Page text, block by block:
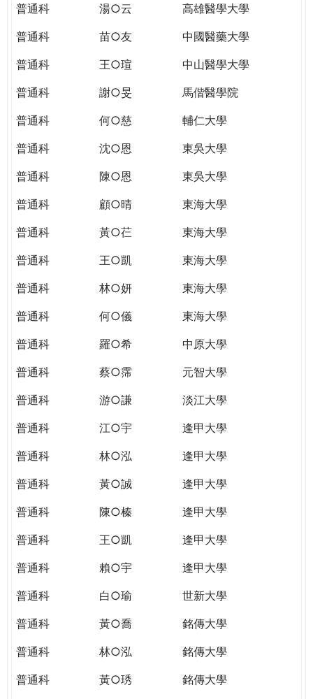
普通科
湯○云
高雄醫學大學
普通科
苗○友
中國醫藥大學
普通科
王○瑄
中山醫學大學
普通科
謝○旻
馬偕醫學院
普通科
何○慈
輔仁大學
普通科
沈○恩
東吳大學
普通科
陳○恩
東吳大學
普通科
顧○晴
東海大學
普通科
黃○芢
東海大學
普通科
王○凱
東海大學
普通科
林○妍
東海大學
普通科
何○儀
東海大學
普通科
羅○希
中原大學
普通科
蔡○霈
元智大學
普通科
游○謙
淡江大學
普通科
江○宇
逢甲大學
普通科
林○泓
逢甲大學
普通科
黃○誠
逢甲大學
普通科
陳○榛
逢甲大學
普通科
王○凱
逢甲大學
普通科
賴○宇
逢甲大學
普通科
白○瑜
世新大學
普通科
黃○喬
銘傳大學
普通科
林○泓
銘傳大學
普通科
黃○琇
銘傳大學